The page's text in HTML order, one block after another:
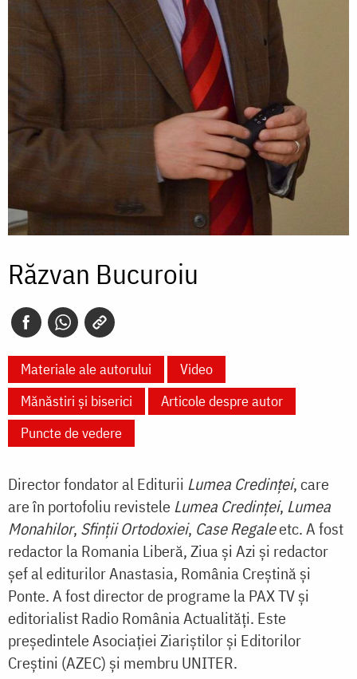
Răzvan Bucuroiu
Materiale ale autorului
Video
Mănăstiri și biserici
Articole despre autor
Puncte de vedere
Director fondator al Editurii Lumea Credinței, care
are în portofoliu revistele Lumea Credinței, Lumea
Monahilor, Sfinții Ortodoxiei, Case Regaleetc. A fost
redactor la Romania Liberă, Ziua și Azi și redactor
șef al editurilor Anastasia, România Creștină și
Ponte. A fost director de programe la PAX TV și
editorialist Radio România Actualități. Este
președintele Asociației Ziariștilor și Editorilor
Creștini (AZEC) și membru UNITER.